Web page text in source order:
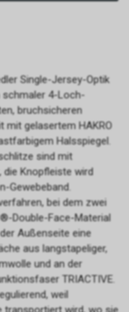
Single-Jersey-Optik
4-Loch-
bruchsicheren
mit gelasertem HAKRO
Halsspiegel.
sind mit
die Knopfleiste wird
Gewebeband.
bei dem zwei
Double-Face-Material
Außenseite eine
aus langstapeliger,
und an der
TRIACTIVE.
weil